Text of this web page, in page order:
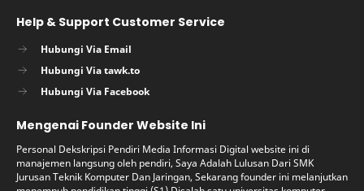
Help & Support Customer Service
Hubungi Via Email
Hubungi Via tawk.to
Hubungi Via Facebook
Mengenai Founder Website Ini
Personal Dekskripsi Pendiri Media Informasi Digital website ini di
manajemen langsung oleh pendiri, Saya Adalah Lulusan Dari SMK
Jurusan Teknik Komputer Dan Jaringan, Sekarang founder ini melanjutkan